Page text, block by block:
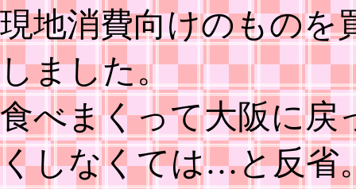
現地消費向けのものを
しました。
食べまくって大阪に戻
くしなくては…と反省